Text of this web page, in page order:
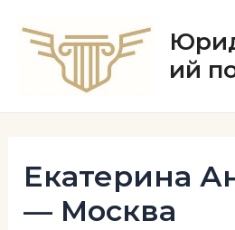
содержимому
ий
Екатерина
— Москва